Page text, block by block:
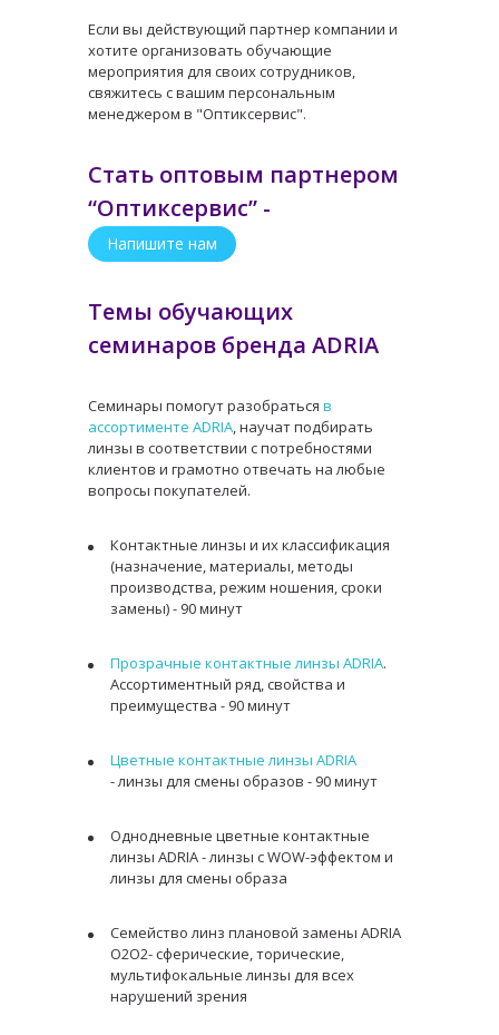
Если вы действующий партнер компании и
хотите организовать обучающие
мероприятия для своих сотрудников,
свяжитесь с вашим персональным
менеджером в "Оптиксервис".
Стать оптовым партнером
“Оптиксервис” -
Напишите нам
Темы обучающих
семинаров бренда ADRIA
Семинары помогут разобраться в
ассортименте ADRIA, научат подбирать
линзы в соответствии с потребностями
клиентов и грамотно отвечать на любые
вопросы покупателей.
Контактные линзы и их классификация
(назначение, материалы, методы
производства, режим ношения, сроки
замены) - 90 минут
Прозрачные контактные линзы ADRIA.
Ассортиментный ряд, свойства и
преимущества - 90 минут
Цветные контактные линзы ADRIA
- линзы для смены образов - 90 минут
Однодневные цветные контактные
линзы ADRIA - линзы с WOW-эффектом и
линзы для смены образа
Семейство линз плановой замены ADRIA
O2O2- сферические, торические,
мультифокальные линзы для всех
нарушений зрения